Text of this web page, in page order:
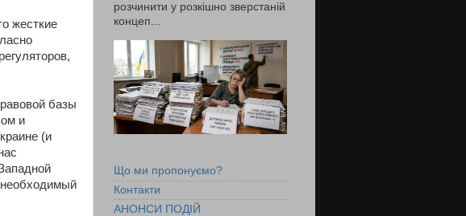
жесткие
базы
и
(и
необходимый
розчинити у розкішно зверстаній
концеп...
Що ми пропонуємо?
Контакти
АНОНСИ ПОДІЙ